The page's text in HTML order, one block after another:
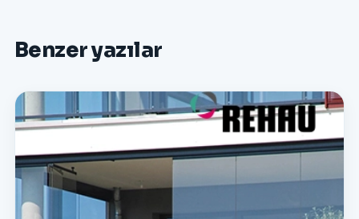
Benzer yazılar